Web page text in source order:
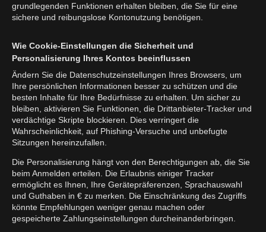
grundlegenden Funktionen erhalten bleiben, die Sie für eine
sichere und reibungslose Kontonutzung benötigen.
Wie Cookie-Einstellungen die Sicherheit und
Personalisierung Ihres Kontos beeinflussen
Ändern Sie die Datenschutzeinstellungen Ihres Browsers, um
Ihre persönlichen Informationen besser zu schützen und die
besten Inhalte für Ihre Bedürfnisse zu erhalten. Um sicher zu
bleiben, aktivieren Sie Funktionen, die Drittanbieter-Tracker und
verdächtige Skripte blockieren. Dies verringert die
Wahrscheinlichkeit, auf Phishing-Versuche und unbefugte
Sitzungen hereinzufallen.
Die Personalisierung hängt von den Berechtigungen ab, die Sie
beim Anmelden erteilen. Die Erlaubnis einiger Tracker
ermöglicht es Ihnen, Ihre Gerätepräferenzen, Sprachauswahl
und Guthaben in € zu merken. Die Einschränkung des Zugriffs
könnte Empfehlungen weniger genau machen oder
gespeicherte Zahlungseinstellungen durcheinanderbringen.